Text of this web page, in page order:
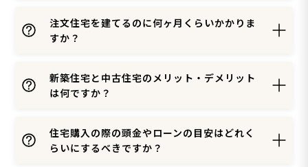
注文住宅を建てるのに何ヶ月くらいかかりま
すか？
新築住宅と中古住宅のメリット・デメリット
は何ですか？
住宅購入の際の頭金やローンの目安はどれく
らいにするべきですか？